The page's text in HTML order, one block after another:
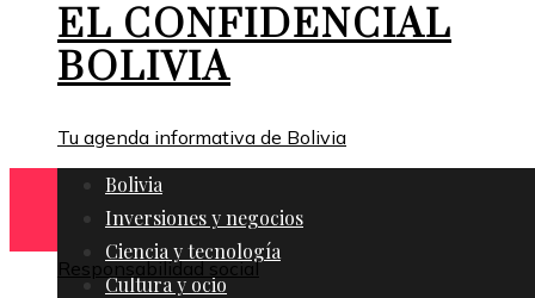
EL CONFIDENCIAL
BOLIVIA
Tu agenda informativa de Bolivia
Bolivia
Inversiones y negocios
Ciencia y tecnología
Cultura y ocio
Responsabilidad social